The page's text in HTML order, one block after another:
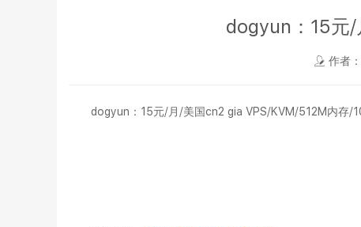
dogyun：15元
作者
dogyun：15元/月/美国cn2 gia VPS/KVM/512M内存/